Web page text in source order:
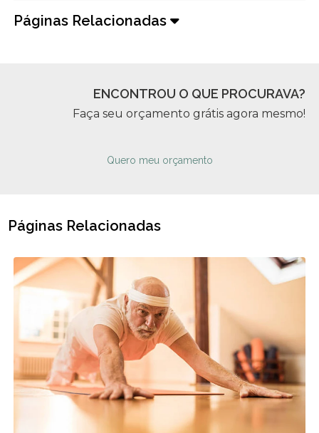
Páginas Relacionadas
ENCONTROU O QUE PROCURAVA?
Faça seu orçamento grátis agora mesmo!
Quero meu orçamento
Páginas Relacionadas